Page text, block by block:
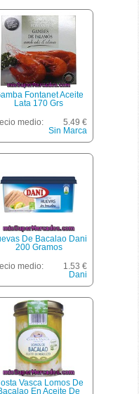
Fontanet Aceite
Lata 170 Grs
medio:
5.49 €
Sin Marca
De Bacalao Dani
200 Gramos
medio:
1.53 €
Dani
Vasca Lomos De
En Aceite De